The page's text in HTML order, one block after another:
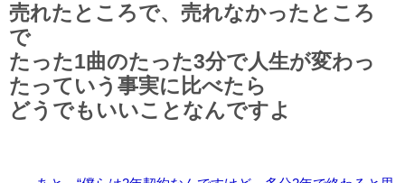
売れたところで、売れなかったところ
で
たった1曲のたった3分で人生が変わっ
たっていう事実に比べたら
どうでもいいことなんですよ